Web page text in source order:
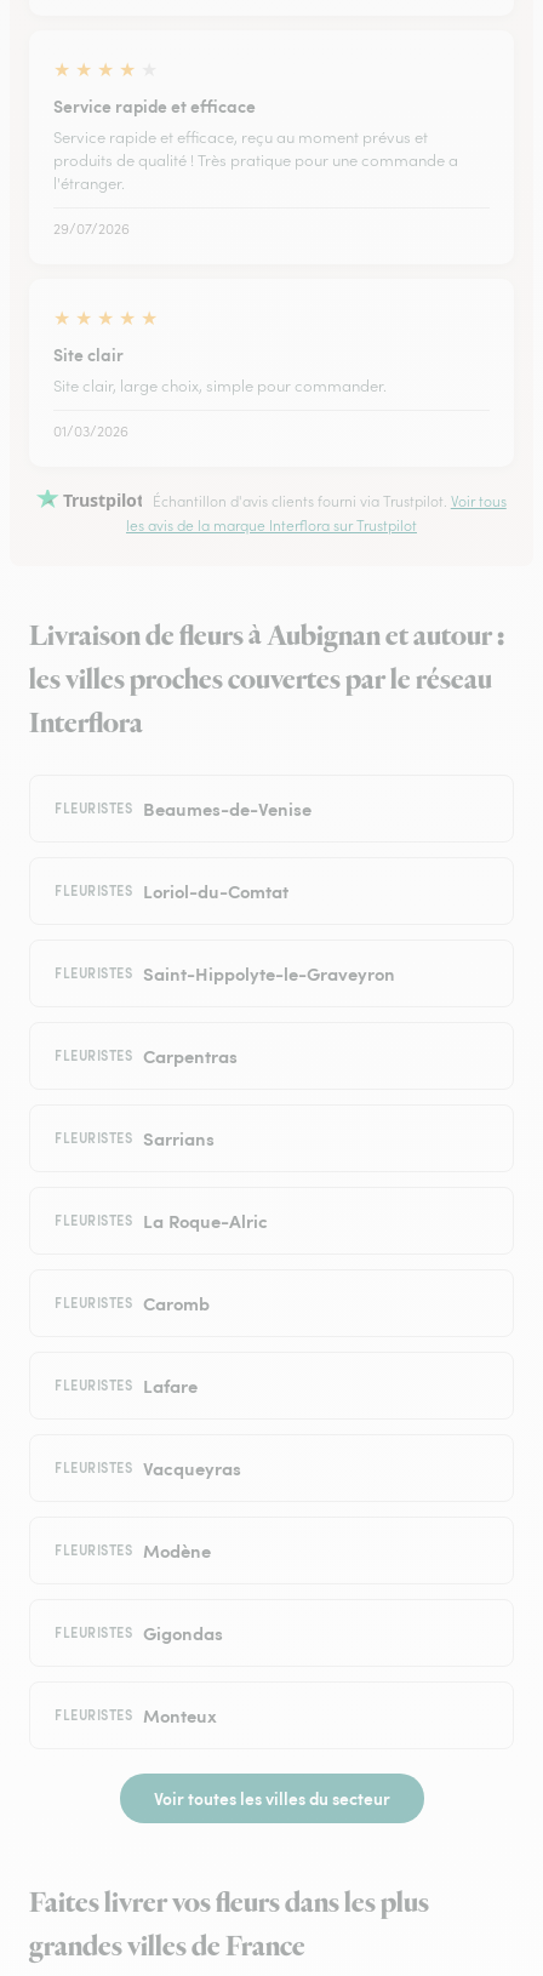
★ ★ ★ ★
Service rapide et efficace
Service rapide et efficace, reçu au moment prévus et
produits de qualité ! Très pratique pour une commande a
l'étranger.
29/07/2026
★ ★ ★ ★ ★
Site clair
Site clair, large choix, simple pour commander.
01/03/2026
Trustpilot Échantillon d'avis clients fourni via Trustpilot. Voir tous
les avis de la marque Interflora sur Trustpilot
Livraison de fleurs à Aubignan et autour :
les villes proches couvertes par le réseau
Interflora
FLEURISTES Beaumes-de-Venise
FLEURISTES Loriol-du-Comtat
FLEURISTES Saint-Hippolyte-le-Graveyron
FLEURISTES Carpentras
FLEURISTES Sarrians
FLEURISTES La Roque-Alric
FLEURISTES Caromb
FLEURISTES Lafare
FLEURISTES Vacqueyras
FLEURISTES Modène
FLEURISTES Gigondas
FLEURISTES Monteux
Voir toutes les villes du secteur
Faites livrer vos fleurs dans les plus
grandes villes de France